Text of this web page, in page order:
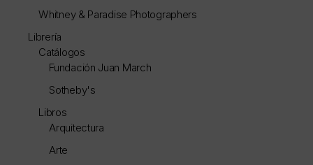
Whitney & Paradise Photographers
Librería
Catálogos
Fundación Juan March
Sotheby's
Libros
Arquitectura
Arte